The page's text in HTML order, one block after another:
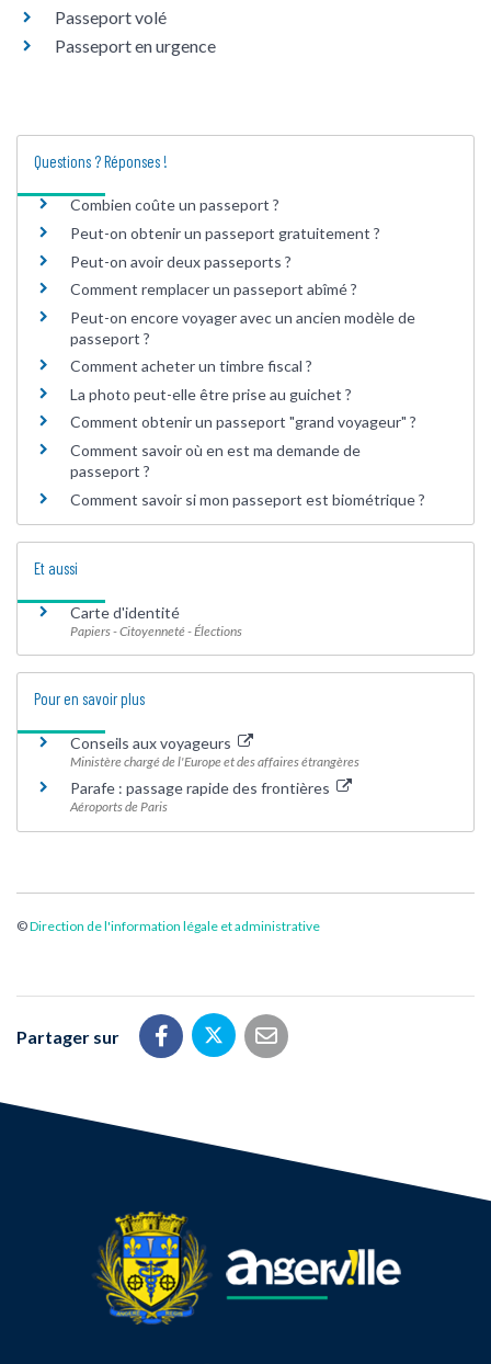
Passeport volé
Passeport en urgence
Questions ? Réponses !
Combien coûte un passeport ?
Peut-on obtenir un passeport gratuitement ?
Peut-on avoir deux passeports ?
Comment remplacer un passeport abîmé ?
Peut-on encore voyager avec un ancien modèle de
passeport ?
Comment acheter un timbre fiscal ?
La photo peut-elle être prise au guichet ?
Comment obtenir un passeport "grand voyageur" ?
Comment savoir où en est ma demande de
passeport ?
Comment savoir si mon passeport est biométrique ?
Et aussi
Carte d'identité
Papiers - Citoyenneté - Élections
Pour en savoir plus
Conseils aux voyageurs
Ministère chargé de l'Europe et des affaires étrangères
Parafe : passage rapide des frontières
Aéroports de Paris
©Direction de l'information légale et administrative
Partager sur Partager sur Facebook
Partager sur Twitter
Partager par email